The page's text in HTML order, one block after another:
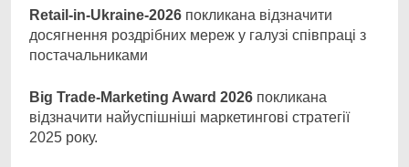
Retail-in-Ukraine-2026 покликана відзначити
досягнення роздрібних мереж у галузі співпраці з
постачальниками
Big Trade-Marketing Award 2026 покликана
відзначити найуспішніші маркетингові стратегії
2025 року.